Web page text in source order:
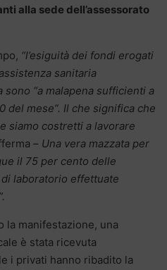
alla sede dell’assessorato
“l’esiguità dei fondi erogati
sanitaria
“a malapena sufficienti a
del mese”. Il che significa che
siamo costretti a lavorare
– Una vera mazzata per
il 75 per cento delle
laboratorio effettuate
la manifestazione, una
è stata ricevuta
i privati hanno ribadito la